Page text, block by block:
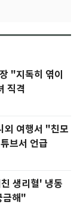
"지독히 엮이
직격
외 여행서 "친모
브서 언급
리혈' 냉동
금해"